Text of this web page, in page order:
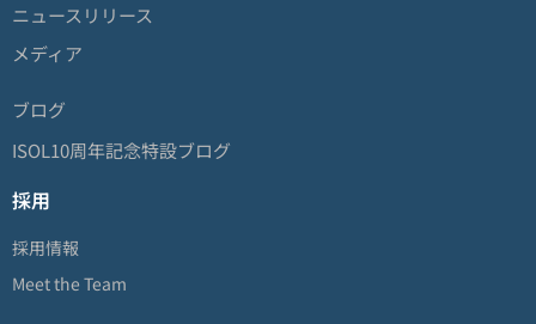
ニュースリリース
メディア
ブログ
ISOL10周年記念特設ブログ
採用
採用情報
Meet the Team